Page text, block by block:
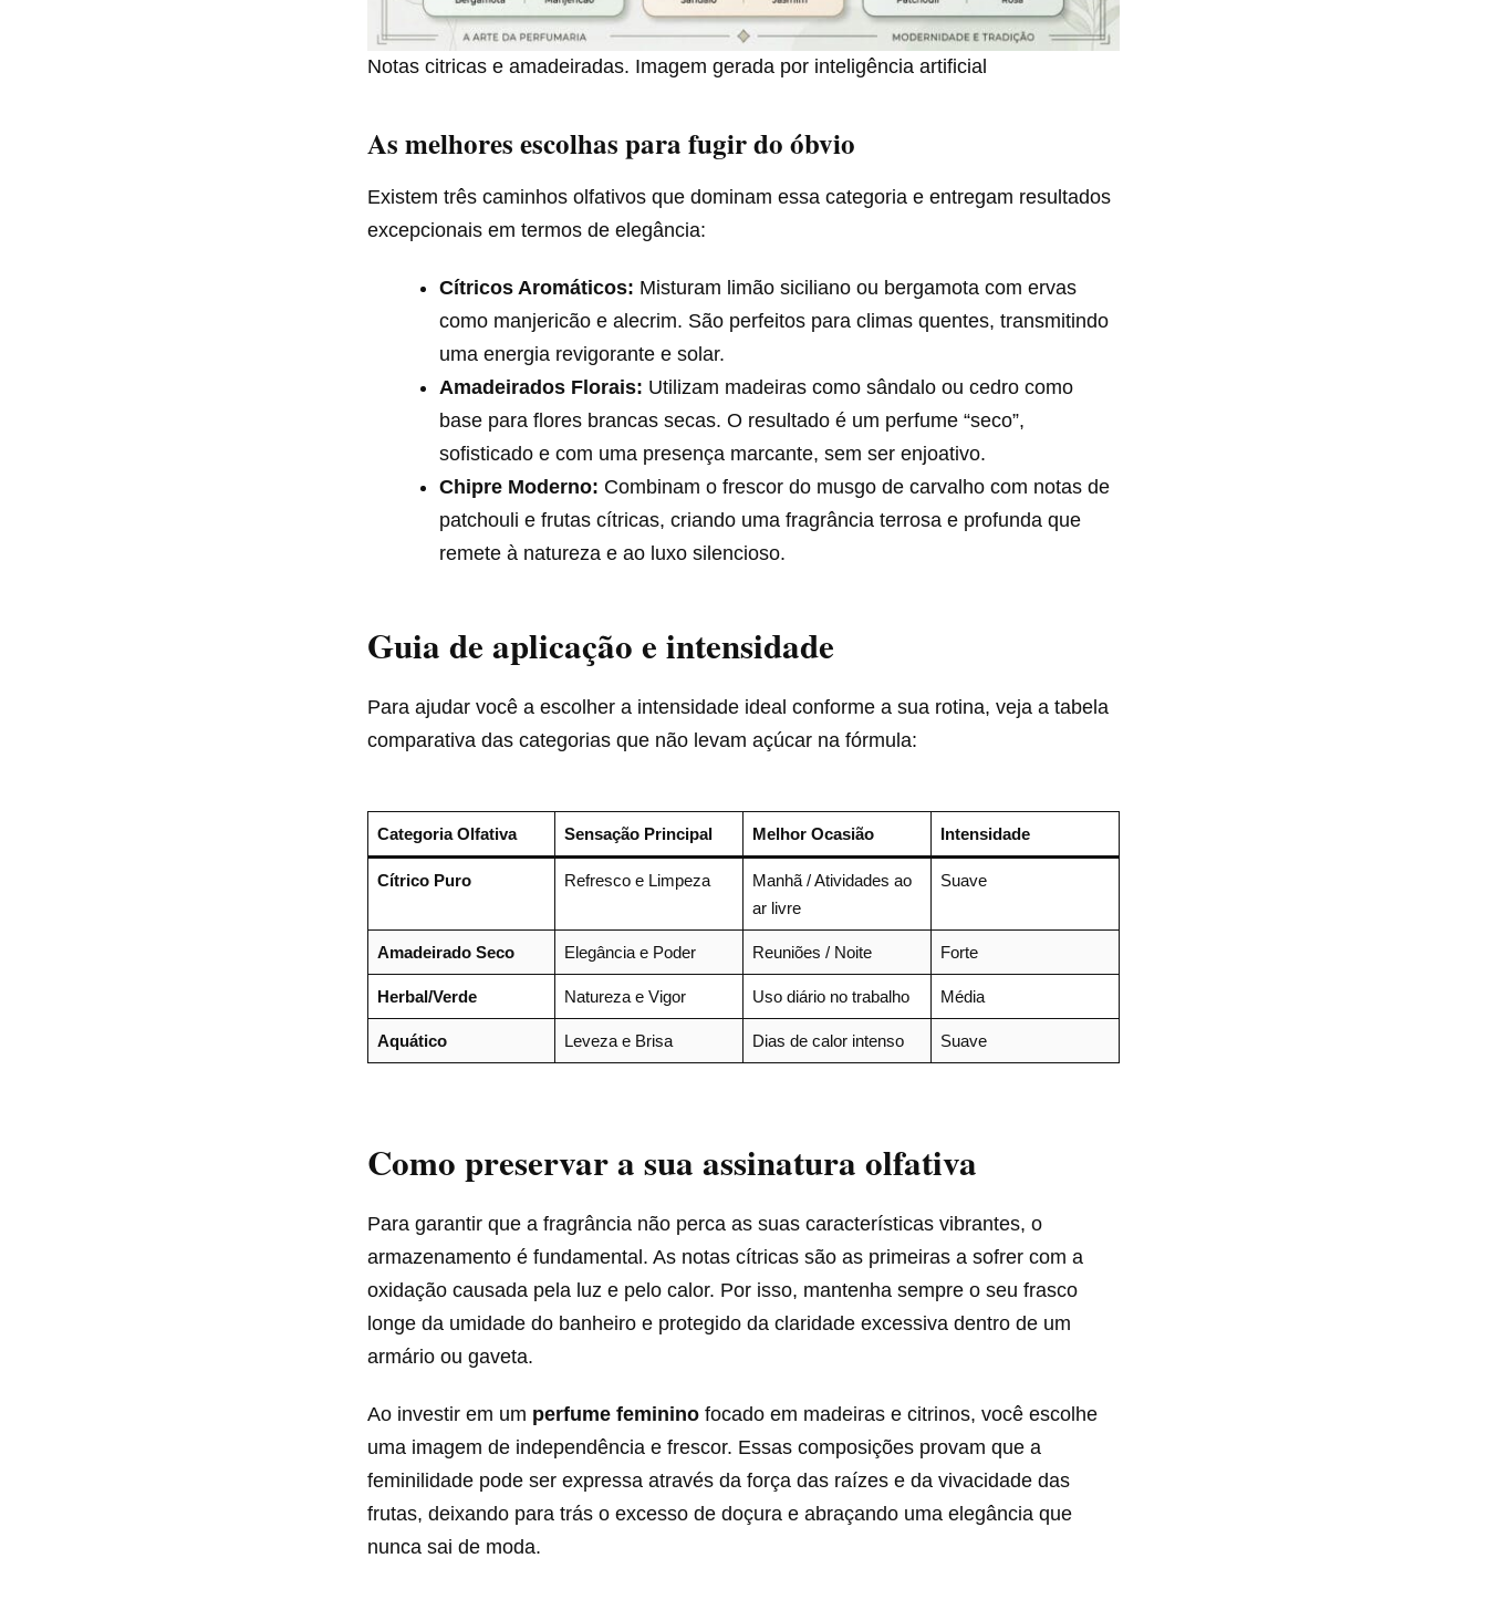
Notas citricas e amadeiradas. Imagem gerada por inteligência artificial
As melhores escolhas para fugir do óbvio
Existem três caminhos olfativos que dominam essa categoria e entregam resultados
excepcionais em termos de elegância:
Cítricos Aromáticos: Misturam limão siciliano ou bergamota com ervas
como manjericão e alecrim. São perfeitos para climas quentes, transmitindo
uma energia revigorante e solar.
Amadeirados Florais: Utilizam madeiras como sândalo ou cedro como
base para flores brancas secas. O resultado é um perfume “seco”,
sofisticado e com uma presença marcante, sem ser enjoativo.
Chipre Moderno: Combinam o frescor do musgo de carvalho com notas de
patchouli e frutas cítricas, criando uma fragrância terrosa e profunda que
remete à natureza e ao luxo silencioso.
Guia de aplicação e intensidade
Para ajudar você a escolher a intensidade ideal conforme a sua rotina, veja a tabela
comparativa das categorias que não levam açúcar na fórmula:
Categoria Olfativa Sensação Principal Melhor Ocasião Intensidade
Cítrico Puro Refresco e Limpeza
Manhã / Atividades ao
ar livre
Suave
Amadeirado Seco Elegância e Poder Reuniões / Noite Forte
Herbal/Verde Natureza e Vigor Uso diário no trabalho Média
Aquático Leveza e Brisa Dias de calor intenso Suave
Como preservar a sua assinatura olfativa
Para garantir que a fragrância não perca as suas características vibrantes, o
armazenamento é fundamental. As notas cítricas são as primeiras a sofrer com a
oxidação causada pela luz e pelo calor. Por isso, mantenha sempre o seu frasco
longe da umidade do banheiro e protegido da claridade excessiva dentro de um
armário ou gaveta.
Ao investir em um perfume feminino focado em madeiras e citrinos, você escolhe
uma imagem de independência e frescor. Essas composições provam que a
feminilidade pode ser expressa através da força das raízes e da vivacidade das
frutas, deixando para trás o excesso de doçura e abraçando uma elegância que
nunca sai de moda.